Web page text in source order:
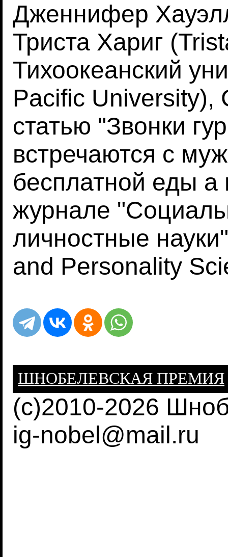
Дженнифер
Триста Хариг
Тихоокеанский
Pacific
статью "Звонки
встречаются с
бесплатной еды
журнале
личностные
and Personality
ШНОБЕЛЕВСКАЯ ПРЕМИЯ
(c)2010-2026
ig-nobel@mail.ru